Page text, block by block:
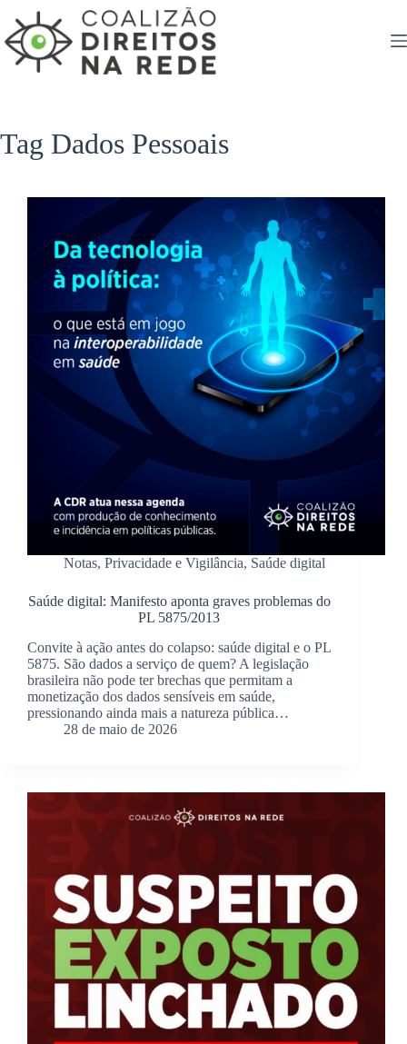
para
o
conteúdo
Tag Dados Pessoais
Notas, Privacidade e Vigilância, Saúde digital
Saúde digital: Manifesto aponta graves problemas do
PL 5875/2013
Convite à ação antes do colapso: saúde digital e o PL
5875. São dados a serviço de quem? A legislação
brasileira não pode ter brechas que permitam a
monetização dos dados sensíveis em saúde,
pressionando ainda mais a natureza pública…
28 de maio de 2026